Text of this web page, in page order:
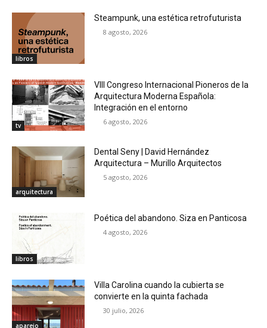
libros
Steampunk, una estética retrofuturista
8 agosto, 2026
tv
VIII Congreso Internacional Pioneros de la
Arquitectura Moderna Española:
Integración en el entorno
6 agosto, 2026
arquitectura
Dental Seny | David Hernández
Arquitectura – Murillo Arquitectos
5 agosto, 2026
libros
Poética del abandono. Siza en Panticosa
4 agosto, 2026
aparejo
Villa Carolina cuando la cubierta se
convierte en la quinta fachada
30 julio, 2026